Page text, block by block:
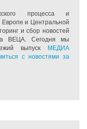
процесса и
и Центральной
и сбор новостей
ВЕЦА. Сегодня мы
выпуск
МЕДИА
с новостями за